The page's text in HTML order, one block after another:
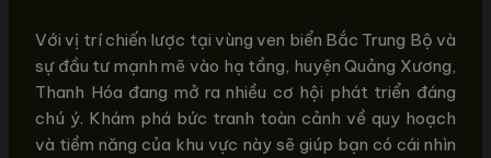
Với vị trí chiến lược tại vùng ven biển Bắc Trung Bộ và
sự đầu tư mạnh mẽ vào hạ tầng, huyện Quảng Xương,
Thanh Hóa đang mở ra nhiều cơ hội phát triển đáng
chú ý. Khám phá bức tranh toàn cảnh về quy hoạch
và tiềm năng của khu vực này sẽ giúp bạn có cái nhìn